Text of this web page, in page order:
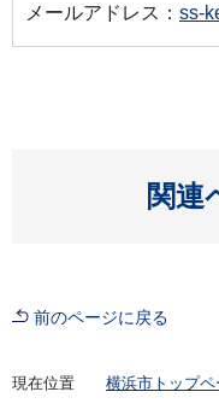
メールアドレス： ss-
関連
前のページに戻る
現在位置 横浜市トップペ